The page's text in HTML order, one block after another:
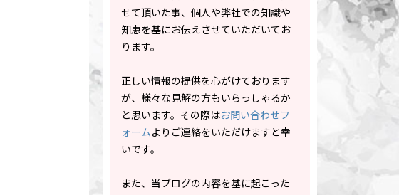
せて頂いた事、個人や弊社での知識や
知恵を基にお伝えさせていただいてお
ります。
正しい情報の提供を心がけております
が、様々な見解の方もいらっしゃるか
と思います。その際はお問い合わせフ
ォームよりご連絡をいただけますと幸
いです。
また、当ブログの内容を基に起こった